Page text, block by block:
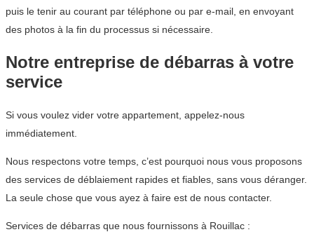
puis le tenir au courant par téléphone ou par e-mail, en envoyant
des photos à la fin du processus si nécessaire.
Notre entreprise de débarras à votre
service
Si vous voulez vider votre appartement, appelez-nous
immédiatement.
Nous respectons votre temps, c’est pourquoi nous vous proposons
des services de déblaiement rapides et fiables, sans vous déranger.
La seule chose que vous ayez à faire est de nous contacter.
Services de débarras que nous fournissons à Rouillac :